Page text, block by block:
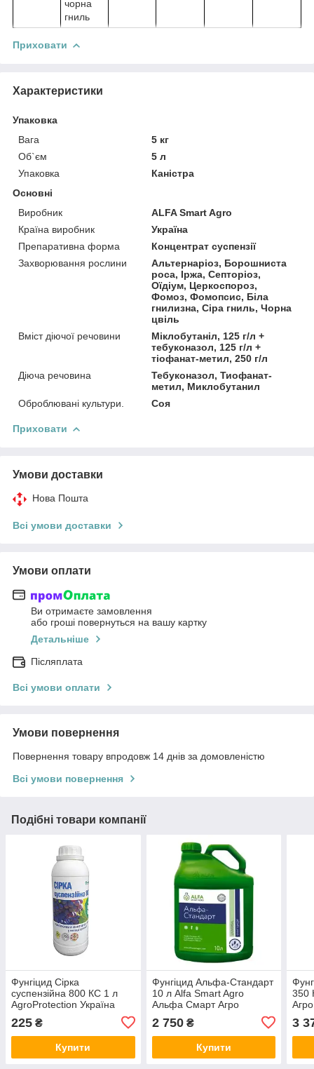
чорна
гниль
Приховати
Характеристики
Упаковка
Вага
5 кг
Об`єм
5 л
Упаковка
Каністра
Основні
Виробник
ALFA Smart Agro
Країна виробник
Україна
Препаративна форма
Концентрат суспензії
Захворювання рослини
Альтернаріоз, Борошниста
роса, Іржа, Септоріоз,
Оїдіум, Церкоспороз,
Фомоз, Фомопсис, Біла
гнилизна, Сіра гниль, Чорна
цвіль
Вміст діючої речовини
Міклобутаніл, 125 г/л +
тебуконазол, 125 г/л +
тіофанат-метил, 250 г/л
Діюча речовина
Тебуконазол, Тиофанат-
метил, Миклобутанил
Оброблювані культури.
Соя
Приховати
Умови доставки
Нова Пошта
Всі умови доставки
Умови оплати
Ви отримаєте замовлення
або гроші повернуться на вашу картку
Детальніше
Післяплата
Всі умови оплати
Умови повернення
Повернення товару впродовж 14 днів за домовленістю
Всі умови повернення
Подібні товари компанії
Фунгіцид Сірка
суспензійна 800 КС 1 л
AgroProtection Україна
225 ₴
Купити
Фунгіцид Альфа-Стандарт
10 л Alfa Smart Agro
Альфа Смарт Агро
2 750₴
Купити
350
3